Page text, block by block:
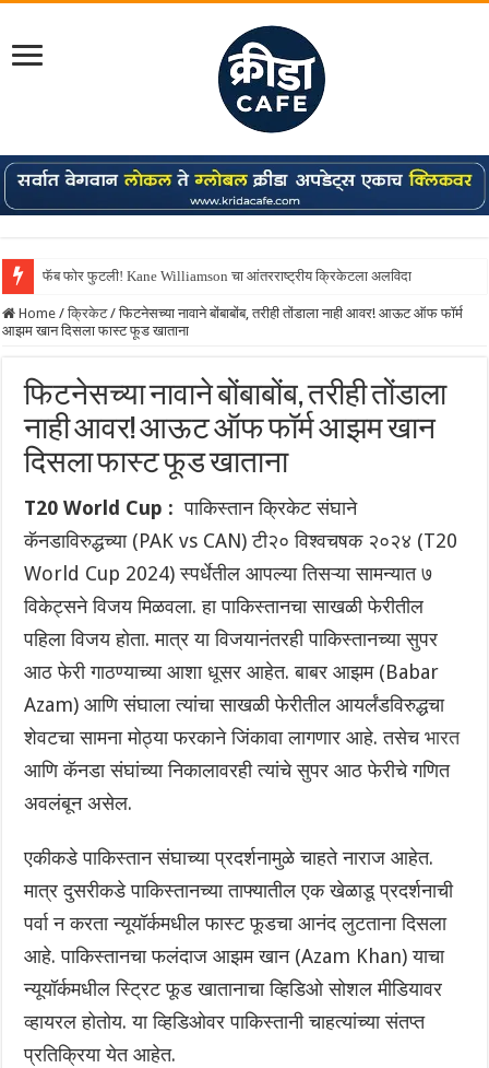
फॅब फोर फुटली! Kane Williamson चा आंतरराष्ट्रीय क्रिकेटला अलविदा
Home / क्रिकेट / फिटनेसच्या नावाने बोंबाबोंब, तरीही तोंडाला नाही आवर! आऊट ऑफ फॉर्म
आझम खान दिसला फास्ट फूड खाताना
फिटनेसच्या नावाने बोंबाबोंब, तरीही तोंडाला
नाही आवर! आऊट ऑफ फॉर्म आझम खान
दिसला फास्ट फूड खाताना
T20 World Cup :पाकिस्तान क्रिकेट संघाने
कॅनडाविरुद्धच्या (PAK vs CAN) टी२० विश्वचषक २०२४ (T20
World Cup 2024) स्पर्धेतील आपल्या तिसऱ्या सामन्यात ७
विकेट्सने विजय मिळवला. हा पाकिस्तानचा साखळी फेरीतील
पहिला विजय होता. मात्र या विजयानंतरही पाकिस्तानच्या सुपर
आठ फेरी गाठण्याच्या आशा धूसर आहेत. बाबर आझम (Babar
Azam) आणि संघाला त्यांचा साखळी फेरीतील आयर्लंडविरुद्धचा
शेवटचा सामना मोठ्या फरकाने जिंकावा लागणार आहे. तसेचभारत
आणि कॅनडा संघांच्या निकालावरही त्यांचे सुपर आठ फेरीचे गणित
अवलंबून असेल.
एकीकडे पाकिस्तान संघाच्या प्रदर्शनामुळे चाहते नाराज आहेत.
मात्र दुसरीकडे पाकिस्तानच्या ताफ्यातील एक खेळाडू प्रदर्शनाची
पर्वा न करता न्यूयॉर्कमधील फास्ट फूडचा आनंद लुटताना दिसला
आहे. पाकिस्तानचा फलंदाज आझम खान (Azam Khan) याचा
न्यूयॉर्कमधील स्ट्रिट फूड खातानाचा व्हिडिओ सोशल मीडियावर
व्हायरल होतोय. या व्हिडिओवर पाकिस्तानी चाहत्यांच्या संतप्त
प्रतिक्रिया येत आहेत.